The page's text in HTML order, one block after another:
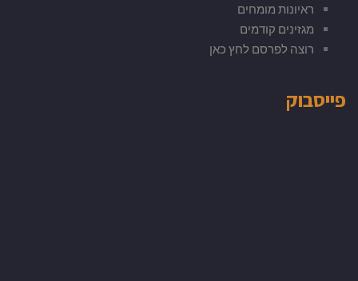
ראיונות מומחים
מגזינים קודמים
רוצה לפרסם לחץ כאן
פייסבוק